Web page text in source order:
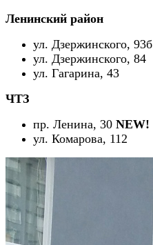
Ленинский район
ул. Дзержинского, 93б
ул. Дзержинского, 84
ул. Гагарина, 43
ЧТЗ
пр. Ленина, 30 NEW!
ул. Комарова, 112